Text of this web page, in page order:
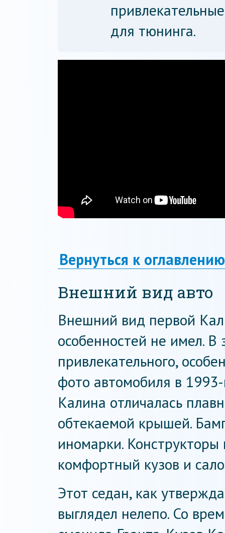
для тюнинга.
Вернуться к оглавлению
Внешний вид авто
Внешний вид первой
особенностей не имел. В
привлекательного,
фото автомобиля в
Калина отличалась
обтекаемой крышей.
иномарки.
комфортный кузов и
Этот седан, как
выглядел нелепо. Со